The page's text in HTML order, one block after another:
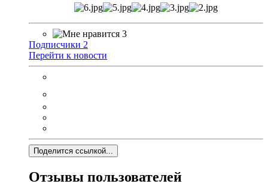
3
Подписчики 2
Перейти к новости
Поделится ссылкой...
Отзывы пользователей